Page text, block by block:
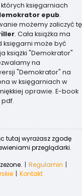
księgarniach
epub.
możemy zaliczyć tę
. Cała książka ma
księgarni może być
książki "Demokrator"
na
"Demokrator" na
w księgarniach w
oprawie. E-book
tutaj wyrażasz zgodę
przeglądarki.
Regulamin
Kontakt